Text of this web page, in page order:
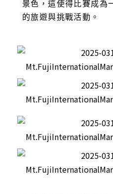
景色，這使得比賽成為
的旅遊與挑戰活動。